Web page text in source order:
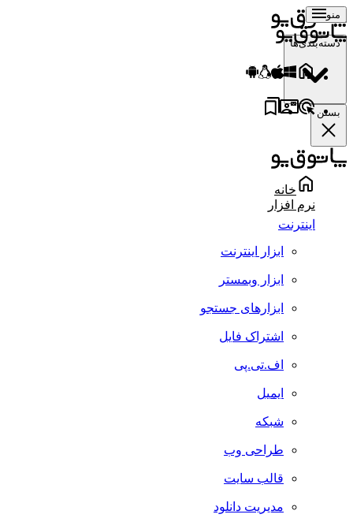
منو
دسته‌بندی‌ها
بستن
خانه
نرم افزار
اینترنت
ابزار اینترنت
ابزار وبمستر
ابزارهای جستجو
اشتراک فایل
اف.تی.پی
ایمیل
شبکه
طراحی وب
قالب سایت
مدیریت دانلود